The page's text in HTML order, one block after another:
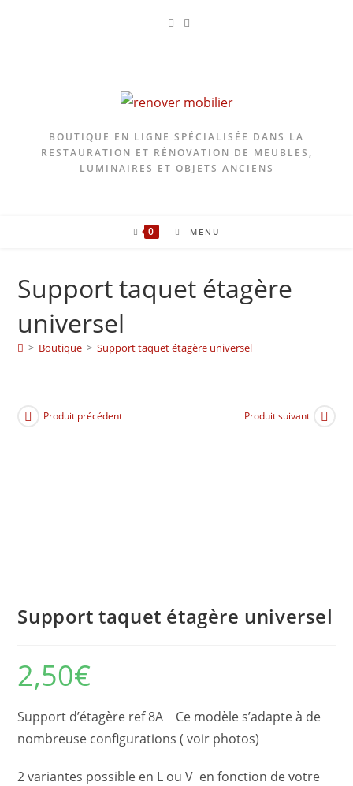
BOUTIQUE EN LIGNE SPÉCIALISÉE DANS LA
RESTAURATION ET RÉNOVATION DE MEUBLES,
LUMINAIRES ET OBJETS ANCIENS
0 MENU
Support taquet étagère
universel
> Boutique > Support taquet étagère universel
Produit précédent Produit suivant
Support taquet étagère universel
2,50€
Support d’étagère ref 8A Ce modèle s’adapte à de
nombreuse configurations ( voir photos)
2 variantes possible en L ou V en fonction de votre